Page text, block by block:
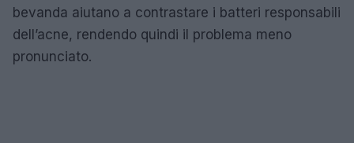
bevanda aiutano a contrastare i batteri responsabili
dell’acne, rendendo quindi il problema meno
pronunciato.